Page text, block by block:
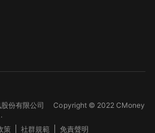
股份有限公司Copyright © 2022 CMoney
策 社群規範 免責聲明